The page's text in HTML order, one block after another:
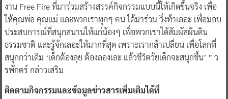
งาน Free Fire ที่มาร่วมสร้างสรรค์กิจกรรมแบบนี้ให้เกิดขึ้นจริง เพื่อ
ให้คุณพ่อ คุณแม่ และพวกเราทุกๆ คน ได้มาร่วม วิ่งท้าเลอะ เพื่อมอบ
ประสบการณ์ที่สนุกสนานให้แก่น้องๆ เพื่อพวกเขาได้สัมผัสผืนดิน
ธรรมชาติ และรู้จักเลอะให้มากที่สุด เพราะเรากล้าเปลี่ยน เพื่อโลกที่
สนุกกว่าเดิม ‘เด็กต้องลุย ต้องลองเละ แล้วชีวิตวัยเด็กจะสนุกขึ้น’ ” ว
รพักตร์ กล่าวเสริม
ติดตามกิจกรรมและข้อมูลข่าวสารเพิ่มเติมได้ที่